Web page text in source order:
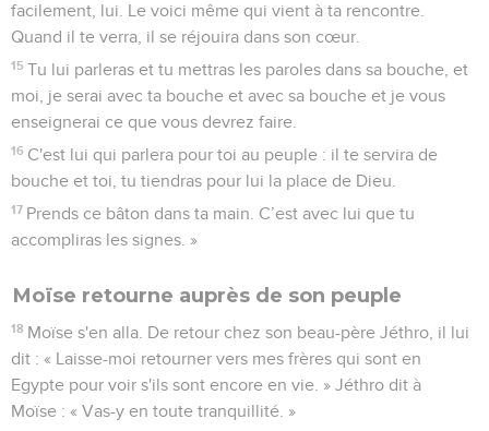
facilement, lui. Le voici même qui vient à ta rencontre.
Quand il te verra, il se réjouira dans son cœur.
15 Tu lui parleras et tu mettras les paroles dans sa bouche, et
moi, je serai avec ta bouche et avec sa bouche et je vous
enseignerai ce que vous devrez faire.
16 C'est lui qui parlera pour toi au peuple : il te servira de
bouche et toi, tu tiendras pour lui la place de Dieu.
17 Prends ce bâton dans ta main. C’est avec lui que tu
accompliras les signes. »
Moïse retourne auprès de son peuple
18 Moïse s'en alla. De retour chez son beau-père Jéthro, il lui
dit : « Laisse-moi retourner vers mes frères qui sont en
Egypte pour voir s'ils sont encore en vie. » Jéthro dit à
Moïse : « Vas-y en toute tranquillité. »